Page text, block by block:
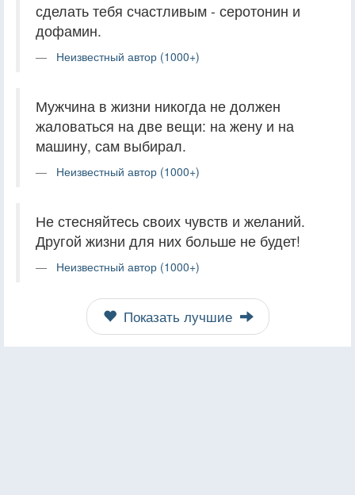
сделать тебя счастливым - серотонин и
дофамин.
Неизвестный автор (1000+)
Мужчина в жизни никогда не должен
жаловаться на две вещи: на жену и на
машину, сам выбирал.
Неизвестный автор (1000+)
Не стесняйтесь своих чувств и желаний.
Другой жизни для них больше не будет!
Неизвестный автор (1000+)
Показать лучшие